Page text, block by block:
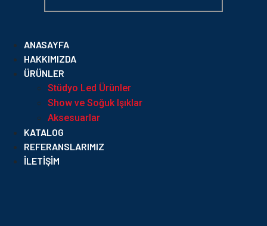
ANASAYFA
HAKKIMIZDA
ÜRÜNLER
Stüdyo Led Ürünler
Show ve Soğuk Işıklar
Aksesuarlar
KATALOG
REFERANSLARIMIZ
İLETIŞIM